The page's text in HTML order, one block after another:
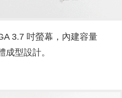
3.7 吋螢幕，內建容量
型設計。